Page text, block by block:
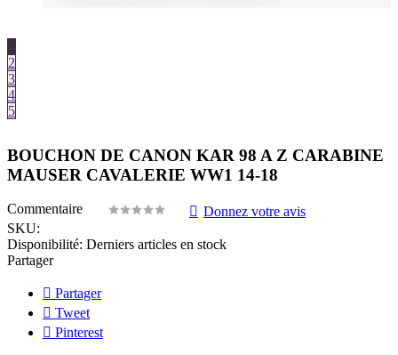
1
2
3
4
5
BOUCHON DE CANON KAR 98 A Z CARABINE
MAUSER CAVALERIE WW1 14-18
Commentaire
Donnez votre avis
SKU:
Disponibilité: Derniers articles en stock
Partager
Partager
Tweet
Pinterest